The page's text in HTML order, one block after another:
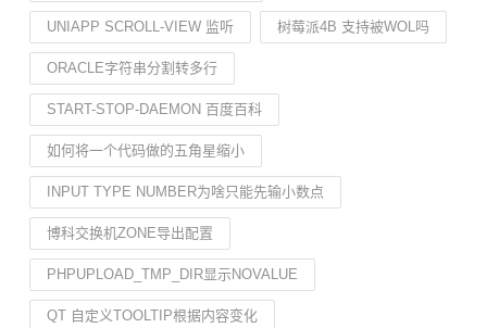
UNIAPP SCROLL-VIEW 监听 树莓派4B 支持被WOL吗
ORACLE字符串分割转多行
START-STOP-DAEMON 百度百科
如何将一个代码做的五角星缩小
INPUT TYPE NUMBER为啥只能先输小数点
博科交换机ZONE导出配置
PHPUPLOAD_TMP_DIR显示NOVALUE
QT 自定义TOOLTIP根据内容变化